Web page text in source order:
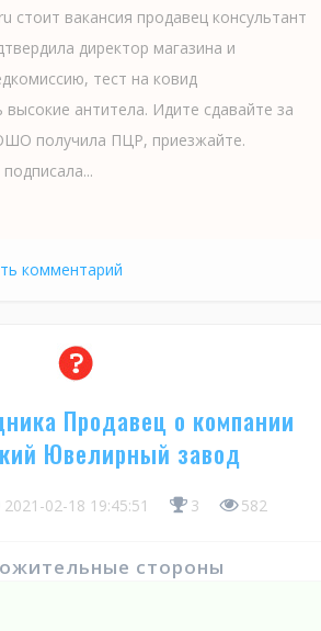
стоит вакансия продавец консультант
директор магазина и
тест на ковид
антитела. Идите сдавайте за
получила ПЦР, приезжайте.
комментарий
Продавец о компании
Ювелирный завод
2021-02-18 19:45:51 3 582
стороны